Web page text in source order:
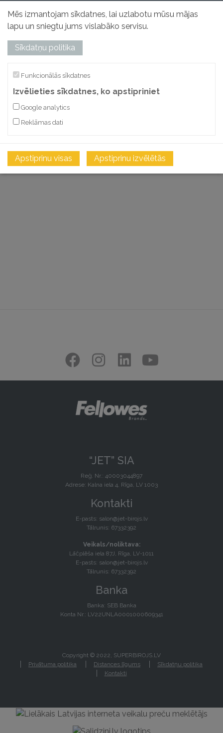
“JET” SIA
Reģ. Nr.: 40003044897
Adrese: Kalna iela 4, Rīga, LV 1003
Kontakti
E-pasts: salon@jet-birojs.lv
Tālrunis: 67332392
Veikals/noliktava:
Lāčplēša iela 87J, Rīga, LV-1011
E-pasts: salon@jet-birojs.lv
Tālrunis: 67332392
Banka
Banka: SEB Banka
Konta Nr.: LV22UNLA0001000609341
Copyright © 2022, SUPERBIROJS.LV
Privātuma politika
Distances līgums
Sīkdatņu politika
Kontakti
Mēs izmantojam sīkdatnes, lai uzlabotu mūsu mājas
lapu un sniegtu jums vislabāko servisu.
Sīkdatņu politika
Funkcionālās sīkdatnes
Izvēlieties sīkdatnes, ko apstipriniet
Google analytics
Reklāmas dati
Apstiprinu visas Apstiprinu izvēlētās